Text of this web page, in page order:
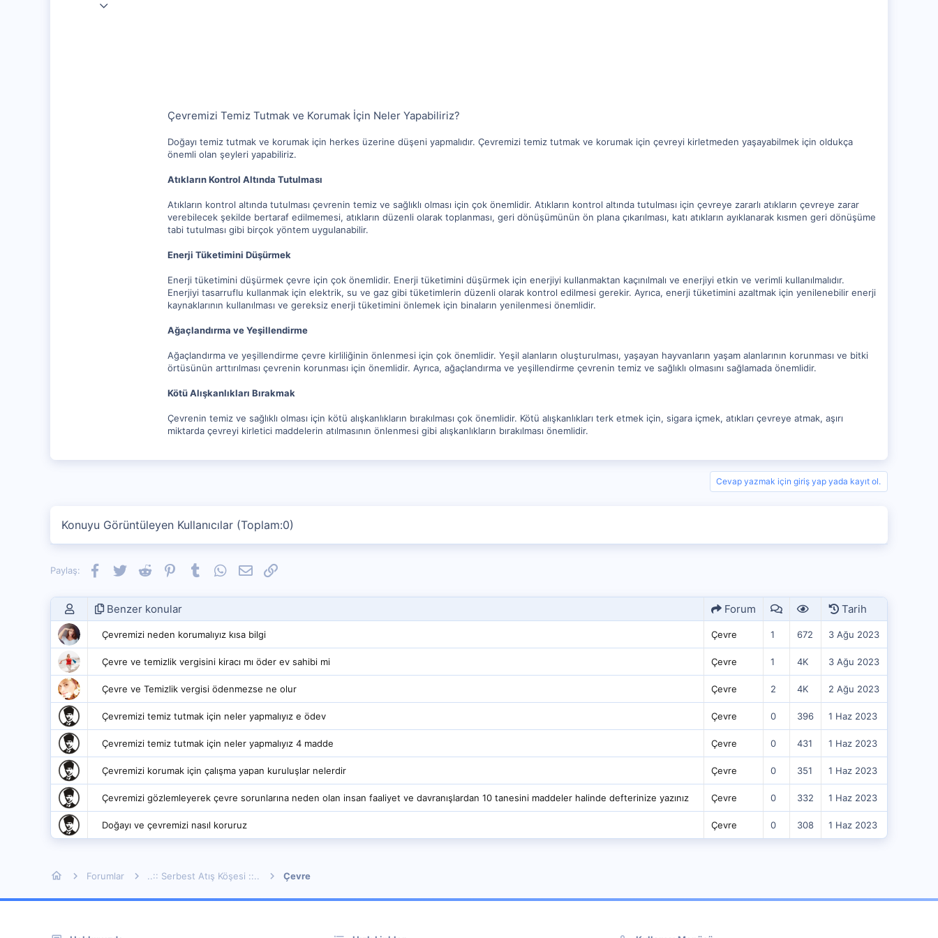
7 Kas 2020
Çevremizi Temiz Tutmak ve Korumak İçin Neler Yapabiliriz?
Doğayı temiz tutmak ve korumak için herkes üzerine düşeni yapmalıdır. Çevremizi temiz tutmak ve korumak için çevreyi kirletmeden yaşayabilmek için oldukça
önemli olan şeyleri yapabiliriz.
Atıkların Kontrol Altında Tutulması
Atıkların kontrol altında tutulması çevrenin temiz ve sağlıklı olması için çok önemlidir. Atıkların kontrol altında tutulması için çevreye zararlı atıkların çevreye zarar
verebilecek şekilde bertaraf edilmemesi, atıkların düzenli olarak toplanması, geri dönüşümünün ön plana çıkarılması, katı atıkların ayıklanarak kısmen geri dönüşüme
tabi tutulması gibi birçok yöntem uygulanabilir.
Enerji Tüketimini Düşürmek
Enerji tüketimini düşürmek çevre için çok önemlidir. Enerji tüketimini düşürmek için enerjiyi kullanmaktan kaçınılmalı ve enerjiyi etkin ve verimli kullanılmalıdır.
Enerjiyi tasarruflu kullanmak için elektrik, su ve gaz gibi tüketimlerin düzenli olarak kontrol edilmesi gerekir. Ayrıca, enerji tüketimini azaltmak için yenilenebilir enerji
kaynaklarının kullanılması ve gereksiz enerji tüketimini önlemek için binaların yenilenmesi önemlidir.
Ağaçlandırma ve Yeşillendirme
Ağaçlandırma ve yeşillendirme çevre kirliliğinin önlenmesi için çok önemlidir. Yeşil alanların oluşturulması, yaşayan hayvanların yaşam alanlarının korunması ve bitki
örtüsünün arttırılması çevrenin korunması için önemlidir. Ayrıca, ağaçlandırma ve yeşillendirme çevrenin temiz ve sağlıklı olmasını sağlamada önemlidir.
Kötü Alışkanlıkları Bırakmak
Çevrenin temiz ve sağlıklı olması için kötü alışkanlıkların bırakılması çok önemlidir. Kötü alışkanlıkları terk etmek için, sigara içmek, atıkları çevreye atmak, aşırı
miktarda çevreyi kirletici maddelerin atılmasının önlenmesi gibi alışkanlıkların bırakılması önemlidir.
Cevap yazmak için giriş yap yada kayıt ol.
Konuyu Görüntüleyen Kullanıcılar (Toplam:0)
Paylaş: Facebook
TwitterReddit PinterestTumblrWhatsApp
E-postaLink
Benzer konular Forum Tarih
Çevremizi neden korumalıyız kısa bilgi Çevre 1 672 3 Ağu 2023
Çevre ve temizlik vergisini kiracı mı öder ev sahibi mi Çevre 1 4K 3 Ağu 2023
Çevre ve Temizlik vergisi ödenmezse ne olur Çevre 2 4K 2 Ağu 2023
Çevremizi temiz tutmak için neler yapmalıyız e ödev Çevre 0 396 1 Haz 2023
Çevremizi temiz tutmak için neler yapmalıyız 4 madde Çevre 0 431 1 Haz 2023
Çevremizi korumak için çalışma yapan kuruluşlar nelerdir Çevre 0 351 1 Haz 2023
Çevremizi gözlemleyerek çevre sorunlarına neden olan insan faaliyet ve davranışlardan 10 tanesini maddeler halinde defterinize yazınız Çevre 0 332 1 Haz 2023
Doğayı ve çevremizi nasıl koruruz Çevre 0 308 1 Haz 2023
Forumlar ..:: Serbest Atış Köşesi ::.. Çevre